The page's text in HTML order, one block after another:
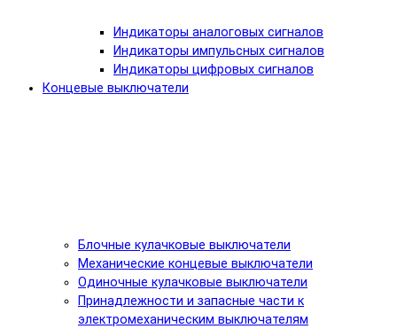
Индикаторы аналоговых сигналов
Индикаторы импульсных сигналов
Индикаторы цифровых сигналов
Концевые выключатели
Блочные кулачковые выключатели
Механические концевые выключатели
Одиночные кулачковые выключатели
Принадлежности и запасные части к
электромеханическим выключателям